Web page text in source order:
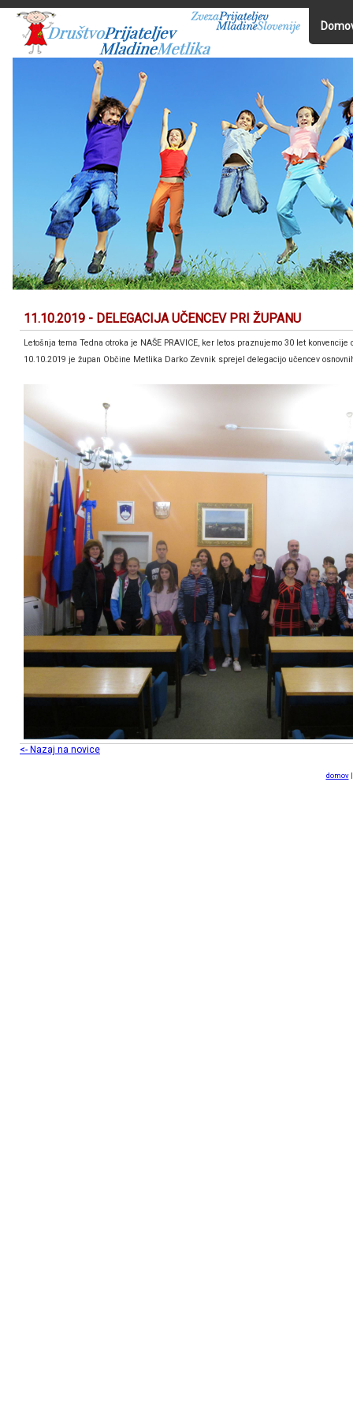
11.10.2019 - DELEGACIJA UČENCEV PRI ŽUPANU
Letošnja tema Tedna otroka je NAŠE PRAVICE, ker letos praznujemo 30 let konvencije
10.10.2019 je župan Občine Metlika Darko Zevnik sprejel delegacijo učencev
<- Nazaj na novice
domov